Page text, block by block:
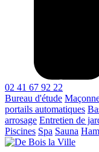
02 41 67 92 22
Bureau d'étude
portails automatiques
arrosage Entretien de
Piscines Spa Sauna